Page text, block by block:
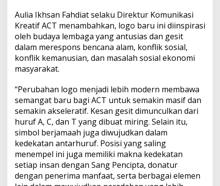
Aulia Ikhsan Fahdiat selaku Direktur Komunikasi
Kreatif ACT menambahkan, logo baru ini diinspirasi
oleh budaya lembaga yang antusias dan gesit
dalam merespons bencana alam, konflik sosial,
konflik kemanusian, dan masalah sosial ekonomi
masyarakat.
“Perubahan logo menjadi lebih modern membawa
semangat baru bagi ACT untuk semakin masif dan
semakin akseleratif. Kesan gesit dimunculkan dari
huruf A, C, dan T yang dibuat miring. Selain itu,
simbol berjamaah juga diwujudkan dalam
kedekatan antarhuruf. Posisi yang saling
menempel ini juga memiliki makna kedekatan
setiap insan dengan Sang Pencipta, donatur
dengan penerima manfaat, serta berbagai elemen